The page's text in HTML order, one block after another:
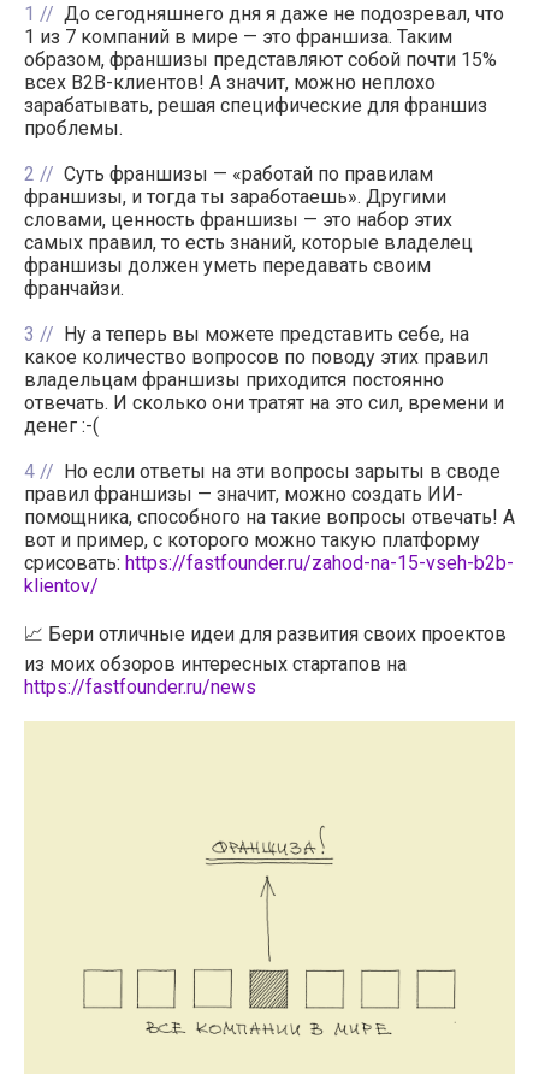
1
До сегодняшнего дня я даже не подозревал, что
1 из 7 компаний в мире — это франшиза. Таким
образом, франшизы представляют собой почти 15%
всех B2B-клиентов! А значит, можно неплохо
зарабатывать, решая специфические для франшиз
проблемы.
2
Суть франшизы — «работай по правилам
франшизы, и тогда ты заработаешь». Другими
словами, ценность франшизы — это набор этих
самых правил, то есть знаний, которые владелец
франшизы должен уметь передавать своим
франчайзи.
3
Ну а теперь вы можете представить себе, на
какое количество вопросов по поводу этих правил
владельцам франшизы приходится постоянно
отвечать. И сколько они тратят на это сил, времени и
денег :-(
4
Но если ответы на эти вопросы зарыты в своде
правил франшизы — значит, можно создать ИИ-
помощника, способного на такие вопросы отвечать! А
вот и пример, с которого можно такую платформу
срисовать: https://fastfounder.ru/zahod-na-15-vseh-b2b-
klientov/
📈 Бери отличные идеи для развития своих проектов
из моих обзоров интересных стартапов на
https://fastfounder.ru/news